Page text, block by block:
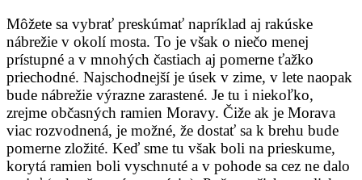
Môžete sa vybrať preskúmať napríklad aj rakúske
nábrežie v okolí mosta. To je však o niečo menej
prístupné a v mnohých častiach aj pomerne ťažko
priechodné. Najschodnejší je úsek v zime, v lete naopak
bude nábrežie výrazne zarastené. Je tu i niekoľko,
zrejme občasných ramien Moravy. Čiže ak je Morava
viac rozvodnená, je možné, že dostať sa k brehu bude
pomerne zložité. Keď sme tu však boli na prieskume,
korytá ramien boli vyschnuté a v pohode sa cez ne dalo